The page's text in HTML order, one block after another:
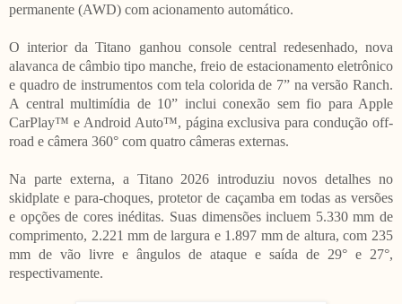
permanente (AWD) com acionamento automático.
O interior da Titano ganhou console central redesenhado, nova
alavanca de câmbio tipo manche, freio de estacionamento eletrônico
e quadro de instrumentos com tela colorida de 7” na versão Ranch.
A central multimídia de 10” inclui conexão sem fio para Apple
CarPlay™ e Android Auto™, página exclusiva para condução off-
road e câmera 360° com quatro câmeras externas.
Na parte externa, a Titano 2026 introduziu novos detalhes no
skidplate e para-choques, protetor de caçamba em todas as versões
e opções de cores inéditas. Suas dimensões incluem 5.330 mm de
comprimento, 2.221 mm de largura e 1.897 mm de altura, com 235
mm de vão livre e ângulos de ataque e saída de 29° e 27°,
respectivamente.